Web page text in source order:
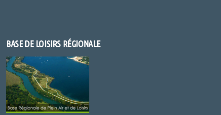
BASE DE LOISIRS RÉGIONALE